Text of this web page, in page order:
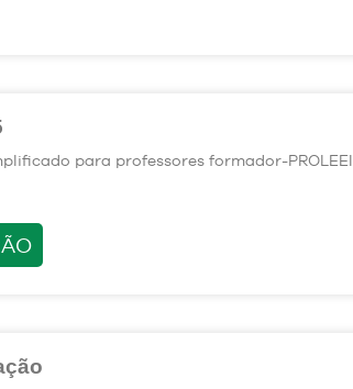
para professores formador-PROLEEI